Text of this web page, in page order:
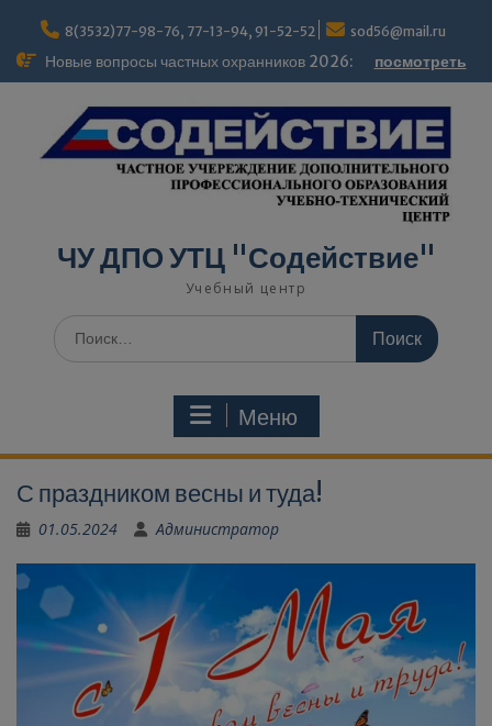
содержимому
8(3532)77-98-76, 77-13-94, 91-52-52 sod56@mail.ru
Новые вопросы частных охранников 2026: посмотреть
ЧУ ДПО УТЦ "Содействие"
Учебный центр
Поиск
по:
Меню
С праздником весны и туда!
01.05.2024 Администратор